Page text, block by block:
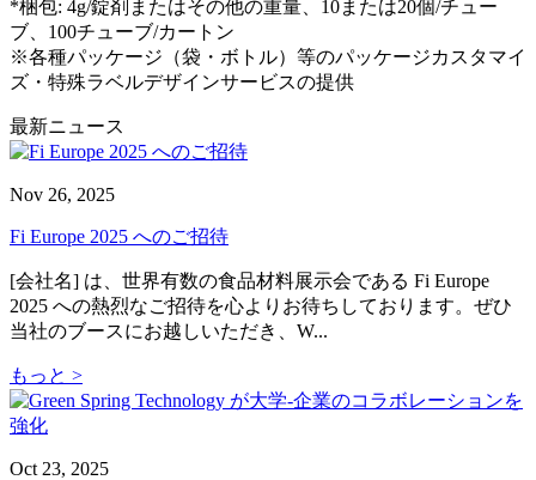
*梱包: 4g/錠剤またはその他の重量、10または20個/チュー
ブ、100チューブ/カートン
※各種パッケージ（袋・ボトル）等のパッケージカスタマイ
ズ・特殊ラベルデザインサービスの提供
最新ニュース
Nov 26, 2025
Fi Europe 2025 へのご招待
[会社名] は、世界有数の食品材料展示会である Fi Europe
2025 への熱烈なご招待を心よりお待ちしております。ぜひ
当社のブースにお越しいただき、W...
もっと >
Oct 23, 2025